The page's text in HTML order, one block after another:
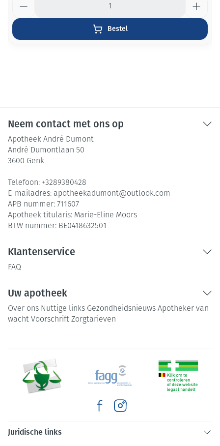
Bestel
Neem contact met ons op
Apotheek André Dumont
André Dumontlaan 50
3600 Genk
Telefoon: +3289380428
E-mailadres: apotheekadumont@outlook.com
APB nummer: 711607
Apotheek titularis: Marie-Eline Moors
BTW nummer: BE0418632501
Klantenservice
FAQ
Uw apotheek
Over ons Nuttige links Gezondheidsnieuws Apotheker van
wacht Voorschrift Zorgtarieven
Juridische links